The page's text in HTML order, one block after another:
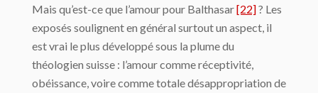
Mais qu’est-ce que l’amour pour Balthasar[22]? Les
exposés soulignent en général surtout un aspect, il
est vrai le plus développé sous la plume du
théologien suisse : l’amour comme réceptivité,
obéissance, voire comme totale désappropriation de